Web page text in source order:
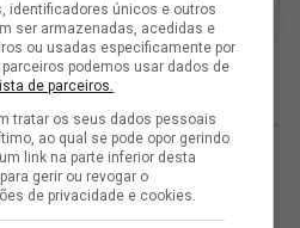
identificadores únicos e outros
ser armazenadas, acedidas e
ou usadas especificamente por
podemos usar dados de
de parceiros.
tratar os seus dados pessoais
ao qual se pode opor gerindo
link na parte inferior desta
gerir ou revogar o
de privacidade e cookies.